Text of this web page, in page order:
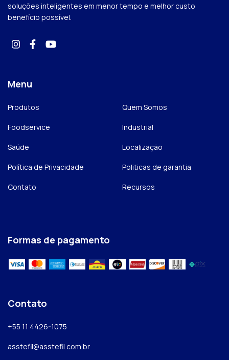
soluções inteligentes em menor tempo e melhor custo
benefício possível.
Menu
Produtos Quem Somos
Foodservice Industrial
Saúde Localização
Política de Privacidade Politicas de garantia
Contato Recursos
Formas de pagamento
Contato
+55 11 4426-1075
asstefil@asstefil.com.br